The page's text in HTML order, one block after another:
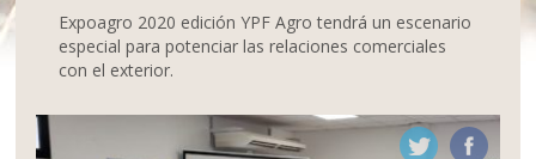
Expoagro 2020 edición YPF Agro tendrá un escenario
especial para potenciar las relaciones comerciales
con el exterior.